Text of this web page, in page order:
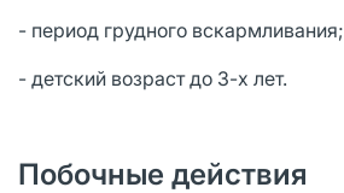
- период грудного вскармливания;
- детский возраст до 3-х лет.
Побочные действия